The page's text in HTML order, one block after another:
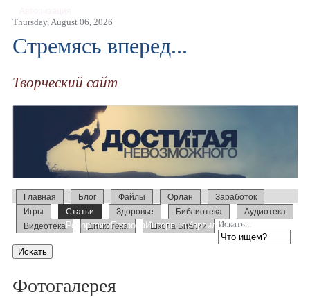
Thursday, August 06, 2026
Стремясь вперед...
Творческий сайт
Главная Блог Файлы Орлан
Заработок
Игры
Статьи
РепортажиПетрова ИнтервьюИзраиль 2014Усыновление
Здоровье Библиотека
Аудиотека
Видеотека
Дискотека Школа Библии Искать...
Фотогалерея